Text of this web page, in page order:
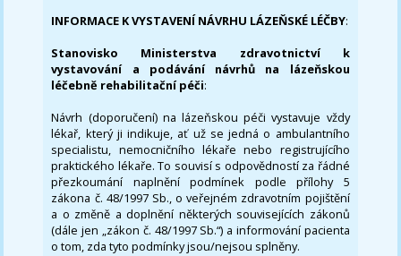
INFORMACE K VYSTAVENÍ NÁVRHU LÁZEŇSKÉ LÉČBY:
Stanovisko Ministerstva zdravotnictví k
vystavování a podávání návrhů na lázeňskou
léčebně rehabilitační péči:
Návrh (doporučení) na lázeňskou péči vystavuje vždy
lékař, který ji indikuje, ať už se jedná o ambulantního
specialistu, nemocničního lékaře nebo registrujícího
praktického lékaře. To souvisí s odpovědností za řádné
přezkoumání naplnění podmínek podle přílohy 5
zákona č. 48/1997 Sb., o veřejném zdravotním pojištění
a o změně a doplnění některých souvisejících zákonů
(dále jen „zákon č. 48/1997 Sb.“) a informování pacienta
o tom, zda tyto podmínky jsou/nejsou splněny.